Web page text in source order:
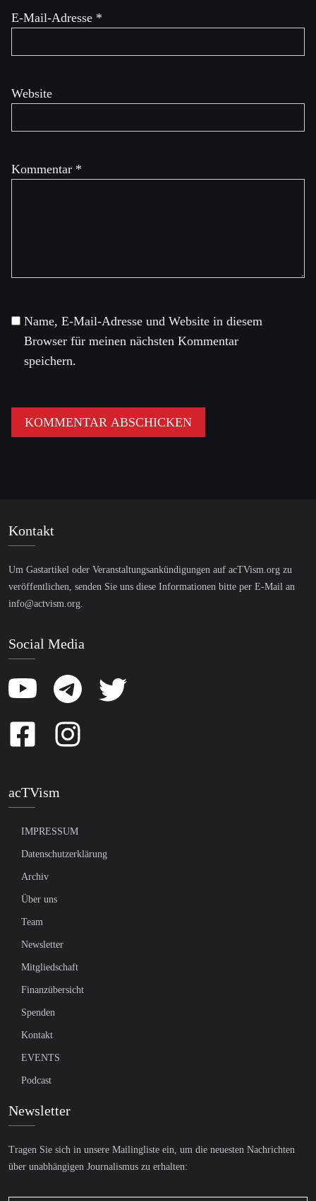
Kommentar *
E-Mail-Adresse *
Website
Name, E-Mail-Adresse und Website in diesem
Browser für meinen nächsten Kommentar
speichern.
Kontakt
Um Gastartikel oder Veranstaltungsankündigungen auf acTVism.org zu
veröffentlichen, senden Sie uns diese Informationen bitte per E-Mail an
info@actvism.org.
Social Media
acTVism
IMPRESSUM
Datenschutzerklärung
Archiv
Über uns
Team
Newsletter
Mitgliedschaft
Finanzübersicht
Spenden
Kontakt
EVENTS
Podcast
Newsletter
Tragen Sie sich in unsere Mailingliste ein, um die neuesten Nachrichten
über unabhängigen Journalismus zu erhalten: